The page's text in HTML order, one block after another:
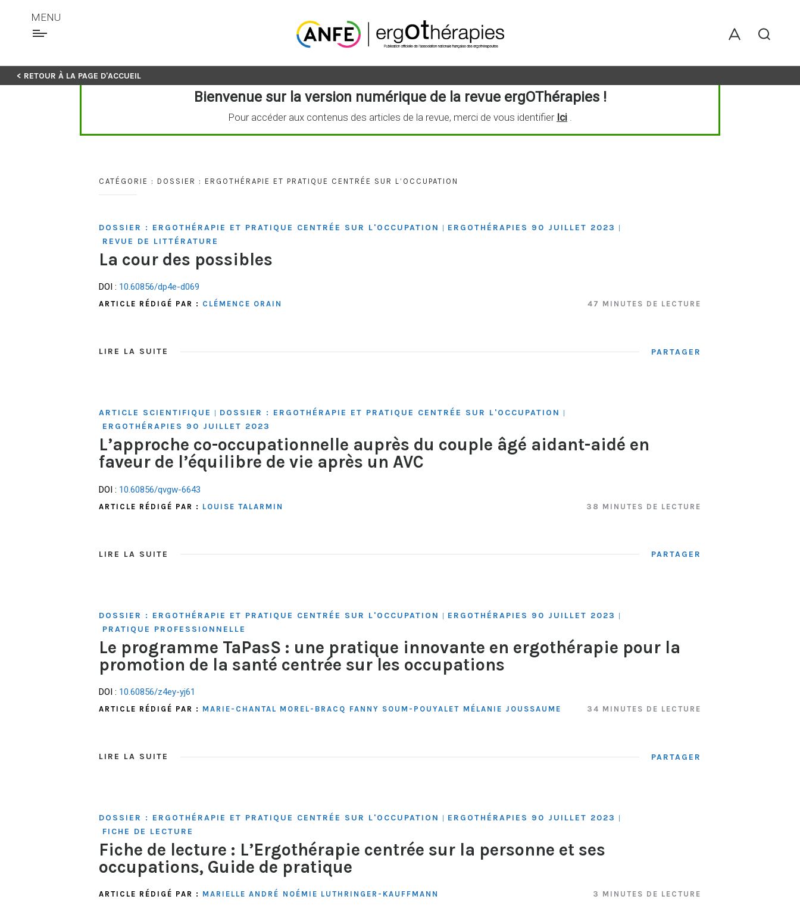
Skip
MENU
< RETOUR À LA PAGE D'ACCUEIL
Bienvenue sur la version numérique de la revue ergOThérapies !
Pour accéder aux contenus des articles de la revue, merci de vous identifier Ici .
CATÉGORIE : DOSSIER : ERGOTHÉRAPIE ET PRATIQUE CENTRÉE SUR L’OCCUPATION
DOSSIER : ERGOTHÉRAPIE ET PRATIQUE CENTRÉE SUR L'OCCUPATION | ERGOTHÉRAPIES 90 JUILLET 2023 |
REVUE DE LITTÉRATURE
La cour des possibles
DOI : 10.60856/dp4e-d069
ARTICLE RÉDIGÉ PAR : CLÉMENCE ORAIN 47 MINUTES DE LECTURE
LIRE LA SUITE PARTAGER
ARTICLE SCIENTIFIQUE DOSSIER : ERGOTHÉRAPIE ET PRATIQUE CENTRÉE SUR L'OCCUPATION
ERGOTHÉRAPIES 90 JUILLET 2023
L’approche co-occupationnelle auprès du couple âgé aidant-aidé en
faveur de l’équilibre de vie après un AVC
DOI : 10.60856/qvgw-6643
ARTICLE RÉDIGÉ PAR : LOUISE TALARMIN 38 MINUTES DE LECTURE
LIRE LA SUITE PARTAGER
DOSSIER : ERGOTHÉRAPIE ET PRATIQUE CENTRÉE SUR L'OCCUPATION | ERGOTHÉRAPIES 90 JUILLET 2023 |
PRATIQUE PROFESSIONNELLE
Le programme TaPasS : une pratique innovante en ergothérapie pour la
promotion de la santé centrée sur les occupations
DOI : 10.60856/z4ey-yj61
ARTICLE RÉDIGÉ PAR : MARIE-CHANTAL MOREL-BRACQ FANNY SOUM-POUYALET MÉLANIE JOUSSAUME 34 MINUTES DE LECTURE
LIRE LA SUITE PARTAGER
DOSSIER : ERGOTHÉRAPIE ET PRATIQUE CENTRÉE SUR L'OCCUPATION ERGOTHÉRAPIES 90 JUILLET 2023
FICHE DE LECTURE
Fiche de lecture : L’Ergothérapie centrée sur la personne et ses
occupations, Guide de pratique
ARTICLE RÉDIGÉ PAR : MARIELLE ANDRÉ NOÉMIE LUTHRINGER-KAUFFMANN 3 MINUTES DE LECTURE